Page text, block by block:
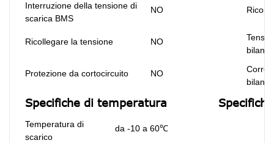
Interruzione della tensione di
scarica BMS
NO
Ricollegare la tensione NO
Protezione da cortocircuito NO
Specifiche di temperatura
Temperatura di
scarico
da -10 a 60℃